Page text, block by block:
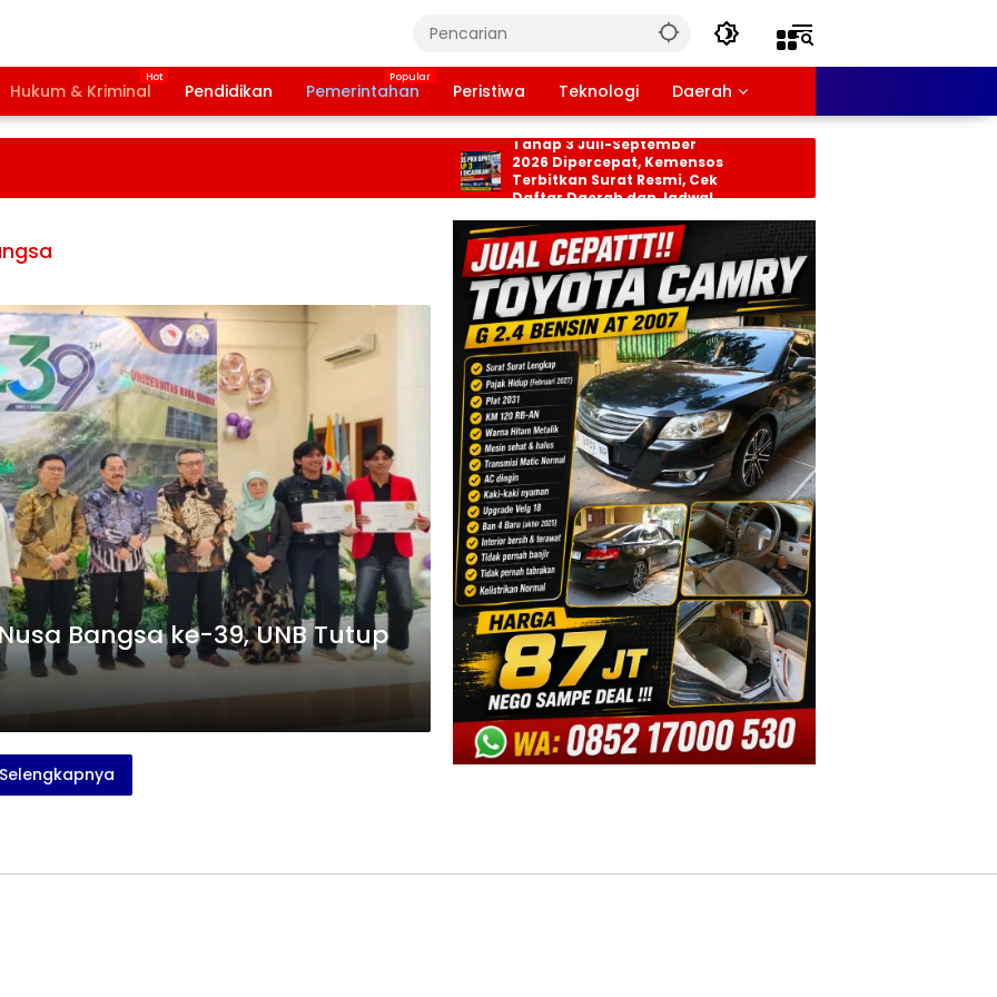
Hukum & Kriminal Pendidikan Pemerintahan Peristiwa Teknologi Daerah
Bansos PKH dan BPNT
Tahap 3 Juli-September
2026 Dipercepat, Kemensos
Terbitkan Surat Resmi, Cek
Daftar Daerah dan Jadwal
Bangsa ke-39, UNB Tutup
Selengkapnya